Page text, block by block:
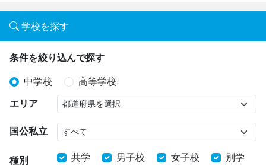
学校を探す
条件を絞り込んで探す
中学校 高等学校
エリア
国公私立
種別 共学 男子校 女子校 別学